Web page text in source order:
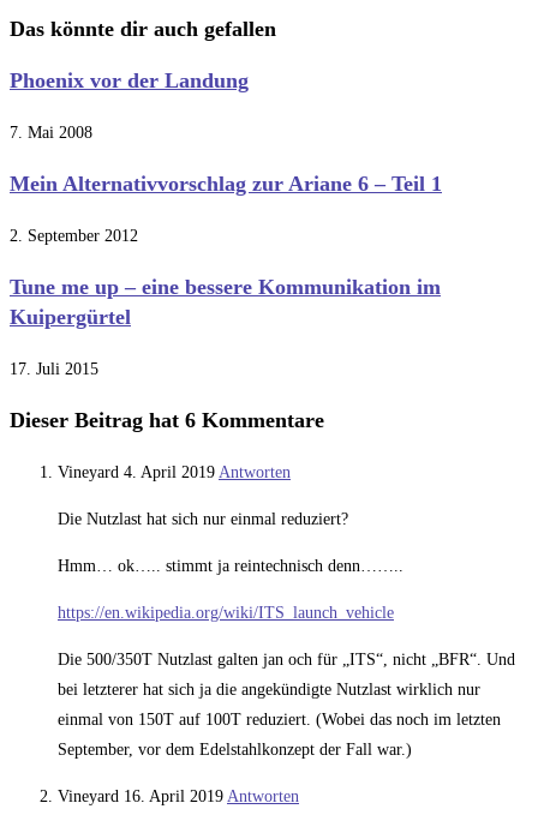
ansehen
Das könnte dir auch gefallen
Phoenix vor der Landung
7. Mai 2008
Mein Alternativvorschlag zur Ariane 6 – Teil 1
2. September 2012
Tune me up – eine bessere Kommunikation im
Kuipergürtel
17. Juli 2015
Dieser Beitrag hat 6 Kommentare
Vineyard 4. April 2019 Antworten
Die Nutzlast hat sich nur einmal reduziert?
Hmm… ok….. stimmt ja reintechnisch denn……..
https://en.wikipedia.org/wiki/ITS_launch_vehicle
Die 500/350T Nutzlast galten jan och für „ITS“, nicht „BFR“. Und
bei letzterer hat sich ja die angekündigte Nutzlast wirklich nur
einmal von 150T auf 100T reduziert. (Wobei das noch im letzten
September, vor dem Edelstahlkonzept der Fall war.)
Vineyard 16. April 2019 Antworten